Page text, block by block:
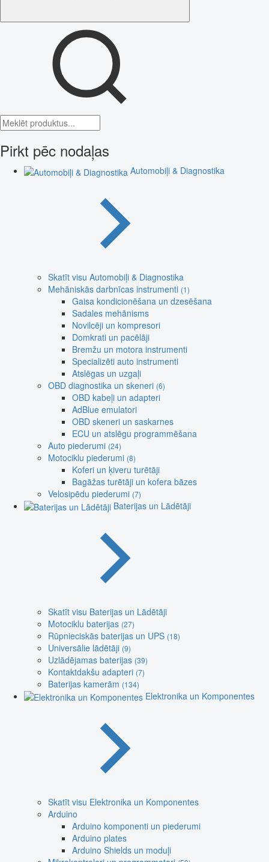
Pirkt pēc nodaļas
Automobiļi & Diagnostika
Skatīt visu Automobiļi & Diagnostika
Mehāniskās darbnīcas instrumenti (1)
Gaisa kondicionēšana un dzesēšana
Sadales mehānisms
Novilcēji un kompresori
Domkrati un pacēlāji
Bremžu un motora instrumenti
Specializēti auto instrumenti
Atslēgas un uzgaļi
OBD diagnostika un skeneri (6)
OBD kabeļi un adapteri
AdBlue emulatori
OBD skeneri un saskarnes
ECU un atslēgu programmēšana
Auto piederumi (24)
Motociklu piederumi (8)
Koferi un ķiveru turētāji
Bagāžas turētāji un kofera bāzes
Velosipēdu piederumi (7)
Baterijas un Lādētāji
Skatīt visu Baterijas un Lādētāji
Motociklu baterijas (27)
Rūpnieciskās baterijas un UPS (18)
Universālie lādētāji (9)
Uzlādējamas baterijas (39)
Kontaktdakšu adapteri (7)
Baterijas kamerām (134)
Elektronika un Komponentes
Skatīt visu Elektronika un Komponentes
Arduino
Arduino komponenti un piederumi
Arduino plates
Arduino Shields un moduļi